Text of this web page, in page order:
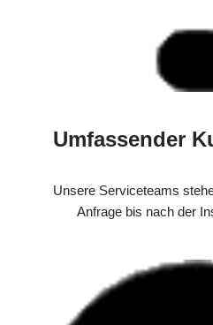
Umfassender
Unsere Serviceteams
Anfrage bis nach der